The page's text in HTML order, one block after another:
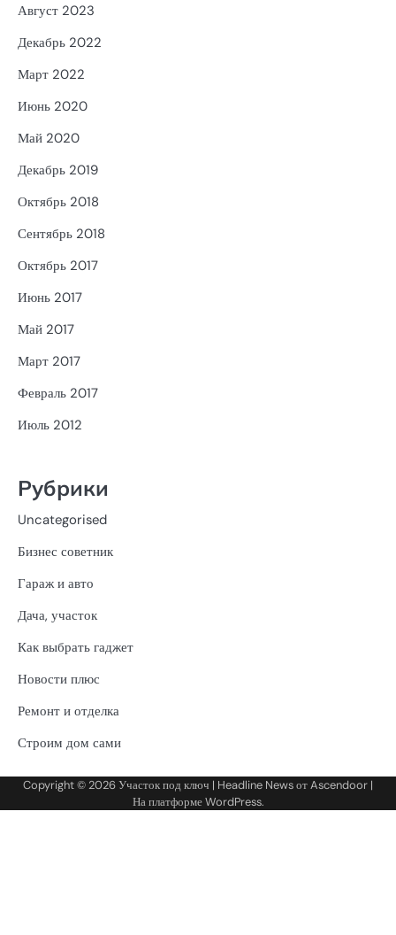
Август 2023
Декабрь 2022
Март 2022
Июнь 2020
Май 2020
Декабрь 2019
Октябрь 2018
Сентябрь 2018
Октябрь 2017
Июнь 2017
Май 2017
Март 2017
Февраль 2017
Июль 2012
Рубрики
Uncategorised
Бизнес советник
Гараж и авто
Дача, участок
Как выбрать гаджет
Новости плюс
Ремонт и отделка
Строим дом сами
Copyright © 2026Участок под ключ | Headline News отAscendoor |
На платформеWordPress.